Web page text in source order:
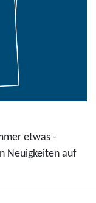
etwas -
Neuigkeiten auf